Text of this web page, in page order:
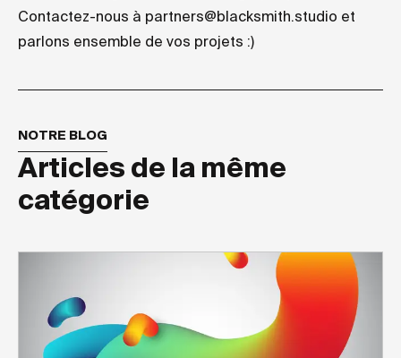
Contactez-nous à partners@blacksmith.studio et
parlons ensemble de vos projets :)
Articles de la même
catégorie
NOTRE BLOG